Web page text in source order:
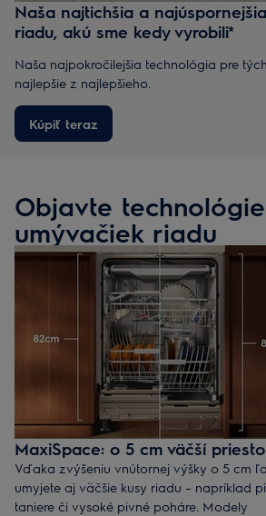
Naša najtichšia a
riadu, akú sme kedy vyrobili*
Naša najpokročilejšia technológia pre
najlepšie z najlepšieho.
Kúpiť teraz
Objavte
umývačiek riadu
MaxiSpace: o 5 cm väčší
Vďaka zvýšeniu vnútornej výšky o 5 cm
umyjete aj väčšie kusy riadu – napríklad
taniere či vysoké pivné poháre. Modely